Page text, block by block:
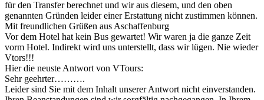
für den Transfer berechnet und wir aus diesem, und den oben
genannten Gründen leider einer Erstattung nicht zustimmen können.
Mit freundlichen Grüßen aus Aschaffenburg
Vor dem Hotel hat kein Bus gewartet! Wir waren ja die ganze Zeit
vorm Hotel. Indirekt wird uns unterstellt, dass wir lügen. Nie wieder
Vtors!!!
Hier die neuste Antwort von VTours:
Sehr geehrter……….
Leider sind Sie mit dem Inhalt unserer Antwort nicht einverstanden.